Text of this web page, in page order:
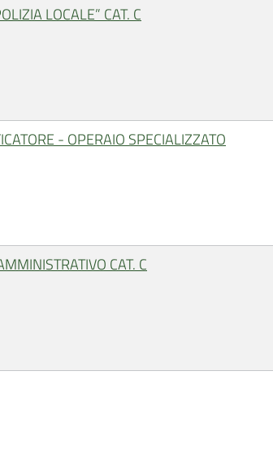
LOCALE” CAT. C
- OPERAIO SPECIALIZZATO
CAT. C